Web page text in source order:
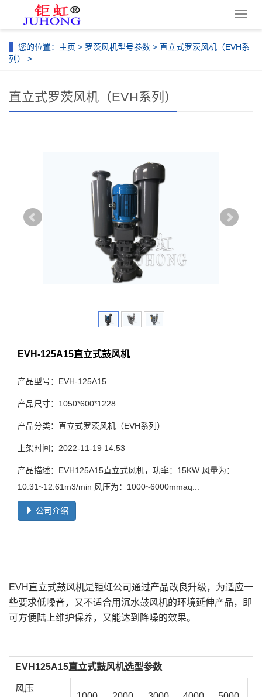
导
单
您的位置： 主页 > 罗茨风机型号参数 > 直立式罗茨风机（EVH系
列）
>
直立式罗茨风机（EVH系列）
EVH-125A15直立式鼓风机
产品型号：EVH-125A15
产品尺寸：1050*600*1228
产品分类：直立式罗茨风机（EVH系列）
上架时间：2022-11-19 14:53
产品描述：EVH125A15直立式风机，功率：15KW 风量为：
10.31~12.61m3/min 风压为：1000~6000mmaq...
公司介绍
EVH直立式鼓风机是钜虹公司通过产品改良升级，为适应一
些要求低噪音，又不适合用沉水鼓风机的环境延伸产品，即
可方便陆上维护保养，又能达到降噪的效果。
EVH125A15直立式鼓风机选型参数
风压